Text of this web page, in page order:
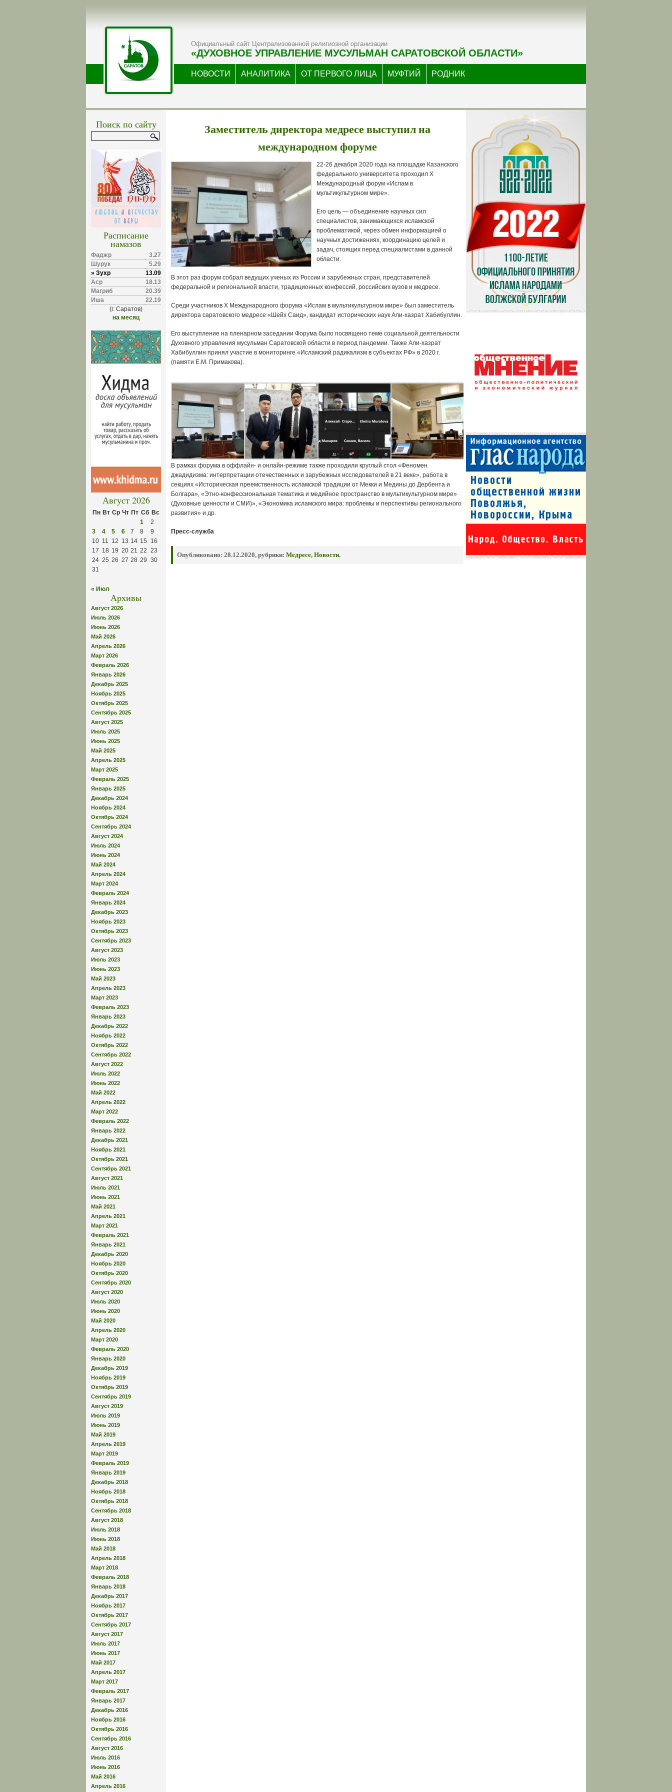
Официальный сайт Централизованной религиозной организации
«ДУХОВНОЕ УПРАВЛЕНИЕ МУСУЛЬМАН САРАТОВСКОЙ ОБЛАСТИ»
НОВОСТИ АНАЛИТИКА ОТ ПЕРВОГО ЛИЦА МУФТИЙ РОДНИК
Поиск по сайту
Расписание
намазов
Фаджр
3.27
Шурук
5.29
» Зухр
13.09
Аср
18.13
Магриб
20.39
Иша
22.19
(г. Саратов)
на месяц
Август 2026
Пн Вт Ср Чт Пт Сб Вс
1
2
3
4 5 6 7 8
9
10 11 12 13 14 15
16
17 18 19 20 21 22 23
24 25 26 27 28 29 30
31
« Июл
Архивы
Август 2026
Июль 2026
Июнь 2026
Май 2026
Апрель 2026
Март 2026
Февраль 2026
Январь 2026
Декабрь 2025
Ноябрь 2025
Октябрь 2025
Сентябрь 2025
Август 2025
Июль 2025
Июнь 2025
Май 2025
Апрель 2025
Март 2025
Февраль 2025
Январь 2025
Декабрь 2024
Ноябрь 2024
Октябрь 2024
Сентябрь 2024
Август 2024
Июль 2024
Июнь 2024
Май 2024
Апрель 2024
Март 2024
Февраль 2024
Январь 2024
Декабрь 2023
Ноябрь 2023
Октябрь 2023
Сентябрь 2023
Август 2023
Июль 2023
Июнь 2023
Май 2023
Апрель 2023
Март 2023
Февраль 2023
Январь 2023
Декабрь 2022
Ноябрь 2022
Октябрь 2022
Сентябрь 2022
Август 2022
Июль 2022
Июнь 2022
Май 2022
Апрель 2022
Март 2022
Февраль 2022
Январь 2022
Декабрь 2021
Ноябрь 2021
Октябрь 2021
Сентябрь 2021
Август 2021
Июль 2021
Июнь 2021
Май 2021
Апрель 2021
Март 2021
Февраль 2021
Январь 2021
Декабрь 2020
Ноябрь 2020
Октябрь 2020
Сентябрь 2020
Август 2020
Июль 2020
Июнь 2020
Май 2020
Апрель 2020
Март 2020
Февраль 2020
Январь 2020
Декабрь 2019
Ноябрь 2019
Октябрь 2019
Сентябрь 2019
Август 2019
Июль 2019
Июнь 2019
Май 2019
Апрель 2019
Март 2019
Февраль 2019
Январь 2019
Декабрь 2018
Ноябрь 2018
Октябрь 2018
Сентябрь 2018
Август 2018
Июль 2018
Июнь 2018
Май 2018
Апрель 2018
Март 2018
Февраль 2018
Январь 2018
Декабрь 2017
Ноябрь 2017
Октябрь 2017
Сентябрь 2017
Август 2017
Июль 2017
Июнь 2017
Май 2017
Апрель 2017
Март 2017
Февраль 2017
Январь 2017
Декабрь 2016
Ноябрь 2016
Октябрь 2016
Сентябрь 2016
Август 2016
Июль 2016
Июнь 2016
Май 2016
Апрель 2016
Заместитель директора медресе выступил на
международном форуме
22-26 декабря 2020 года на площадке Казанского
федерального университета проходил X
Международный форум «Ислам в
мультикультурном мире».
Его цель — объединение научных сил
специалистов, занимающихся исламской
проблематикой, через обмен информацией о
научных достижениях, координацию целей и
задач, стоящих перед специалистами в данной
области.
В этот раз форум собрал ведущих ученых из России и зарубежных стран, представителей
федеральной и региональной власти, традиционных конфессий, российских вузов и медресе.
Среди участников X Международного форума «Ислам в мультикультурном мире» был заместитель
директора саратовского медресе «Шейх Саид», кандидат исторических наук Али-хазрат Хабибуллин.
Его выступление на пленарном заседании Форума было посвящено теме социальной деятельности
Духовного управления мусульман Саратовской области в период пандемии. Также Али-хазрат
Хабибуллин принял участие в мониторинге «Исламский радикализм в субъектах РФ» в 2020 г.
(памяти Е.М. Примакова).
В рамках форума в оффлайн- и онлайн-режиме также проходили круглый стол «Феномен
джадидизма: интерпретации отечественных и зарубежных исследователей в 21 веке», работа в
секциях «Историческая преемственность исламской традиции от Мекки и Медины до Дербента и
Болгара», «Этно-конфессиональная тематика и медийное пространство в мультикультурном мире»
(Духовные ценности и СМИ)», «Экономика исламского мира: проблемы и перспективы регионального
развития» и др.
Пресс-служба
Опубликовано: 28.12.2020, рубрики: Медресе, Новости.